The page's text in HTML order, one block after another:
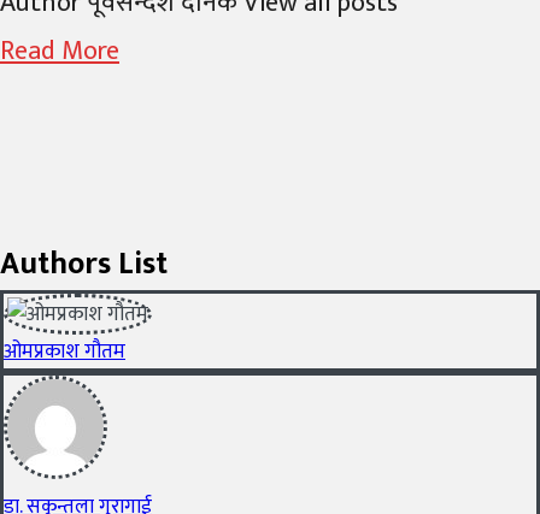
Read More
Authors List
ओमप्रकाश गौतम
डा. सकुन्तला गुरागाई